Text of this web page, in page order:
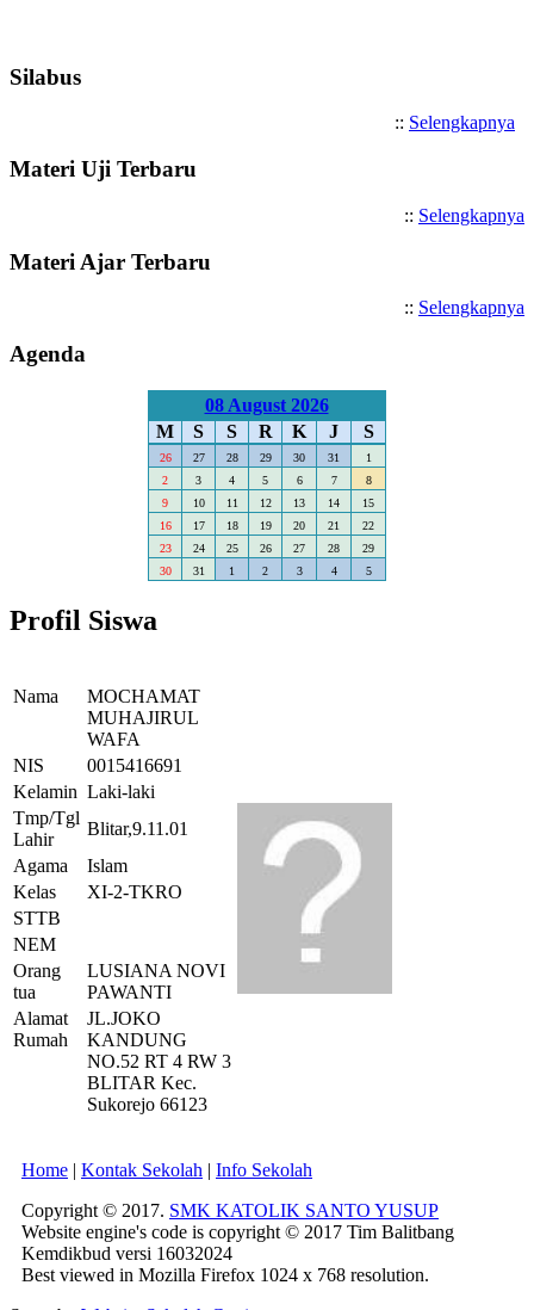
Silabus
:: Selengkapnya
Materi Uji Terbaru
:: Selengkapnya
Materi Ajar Terbaru
:: Selengkapnya
Agenda
08 August 2026
M
S S R K J S
26 27 28 29 30 31
1
2
3 4 5 6 7
8
9
10 11 12 13 14
15
16
17 18 19 20 21
22
23
24 25 26 27 28
29
30
31 1 2 3 4 5
Profil Siswa
Nama
MOCHAMAT
MUHAJIRUL
WAFA
NIS
0015416691
Kelamin Laki-laki
Tmp/Tgl
Lahir
Blitar,9.11.01
Agama
Islam
Kelas
XI-2-TKRO
STTB
NEM
Orang
tua
LUSIANA NOVI
PAWANTI
Alamat
Rumah
JL.JOKO
KANDUNG
NO.52 RT 4 RW 3
BLITAR Kec.
Sukorejo 66123
Home | Kontak Sekolah | Info Sekolah
Copyright © 2017. SMK KATOLIK SANTO YUSUP
Website engine's code is copyright © 2017 Tim Balitbang
Kemdikbud versi 16032024
Best viewed in Mozilla Firefox 1024 x 768 resolution.